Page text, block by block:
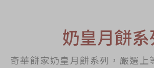
節日時令食品
茗茶系列
奶皇月餅系
奇華餅家奶皇月餅系列，嚴選上